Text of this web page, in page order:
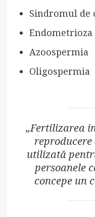
Sindromul de
Endometrioza
Azoospermia
Oligospermia
„Fertilizarea
utilizată
persoanele
concepe un